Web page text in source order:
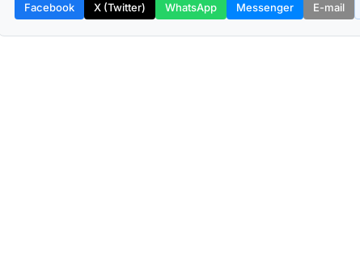
Facebook X (Twitter) WhatsApp Messenger E-mail